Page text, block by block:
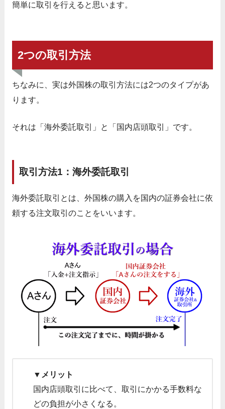
簡単に取引を行えると思います。
2つの取引方法
ちなみに、実は外国株の取引方法には2つのタイプがあ
ります。
それは「海外委託取引」と「国内店頭取引」です。
取引方法1：海外委託取引
海外委託取引とは、外国株の購入を国内の証券会社に依
頼する注文取引のことをいいます。
▼メリット
国内店頭取引に比べて、取引にかかる手数料な
どの負担が小さくなる。